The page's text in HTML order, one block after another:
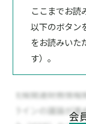
ここまでお読
以下のボタン
をお読みいた
す）。
会